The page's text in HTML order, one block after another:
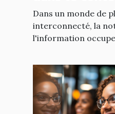
international
défis
Dans un monde de
interconnecté, la
l'information occupe